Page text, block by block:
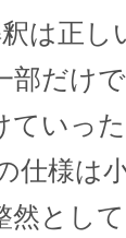
は正し
部だけ
ていっ
仕様は
然とし